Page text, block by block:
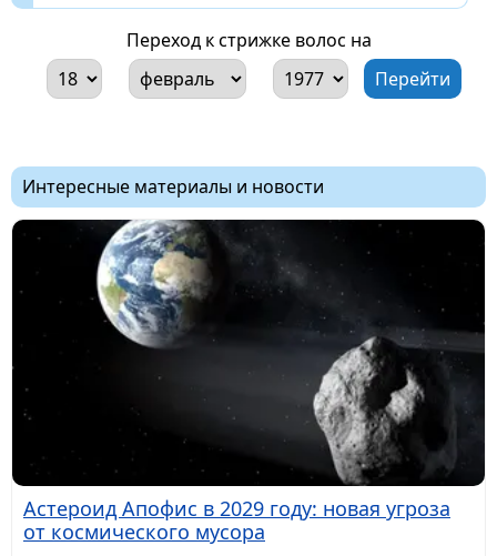
Переход к стрижке волос на
Интересные материалы и новости
Астероид Апофис в 2029 году: новая угроза
от космического мусора